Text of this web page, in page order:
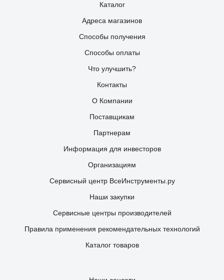
Каталог
Адреса магазинов
Способы получения
Способы оплаты
Что улучшить?
Контакты
О Компании
Поставщикам
Партнерам
Информация для инвесторов
Организациям
Сервисный центр ВсеИнструменты.ру
Наши закупки
Сервисные центры производителей
Правила применения рекомендательных технологий
Каталог товаров